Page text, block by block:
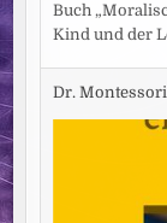
Buch
Kind und der
Dr.